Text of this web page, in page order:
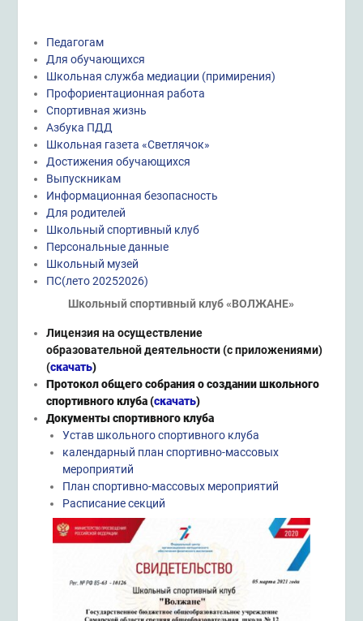
Педагогам
Для обучающихся
Школьная служба медиации (примирения)
Профориентационная работа
Спортивная жизнь
Азбука ПДД
Школьная газета «Светлячок»
Достижения обучающихся
Выпускникам
Информационная безопасность
Для родителей
Школьный спортивный клуб
Персональные данные
Школьный музей
ПС(лето 20252026)
Школьный спортивный клуб «ВОЛЖАНЕ»
Лицензия на осуществление
образовательной деятельности (с приложениями)
(скачать)
Протокол общего собрания о создании школьного
спортивного клуба(скачать)
Документы спортивного клуба
Устав школьного спортивного клуба
календарный план спортивно-массовых
мероприятий
План спортивно-массовых мероприятий
Расписание секций